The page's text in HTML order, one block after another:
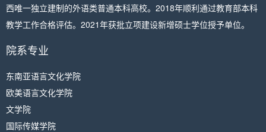
西唯一独立建制的外语类普通本科高校。2018年顺利通过教育部本科
教学工作合格评估。2021年获批立项建设新增硕士学位授予单位。
院系专业
东南亚语言文化学院
欧美语言文化学院
文学院
国际传媒学院